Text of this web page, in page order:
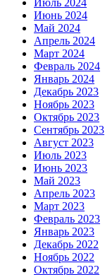
Июнь 2024
Май 2024
Апрель 2024
Март 2024
Февраль 2024
Январь 2024
Декабрь 2023
Ноябрь 2023
Октябрь 2023
Сентябрь 2023
Август 2023
Июль 2023
Июнь 2023
Май 2023
Апрель 2023
Март 2023
Февраль 2023
Январь 2023
Декабрь 2022
Ноябрь 2022
Октябрь 2022